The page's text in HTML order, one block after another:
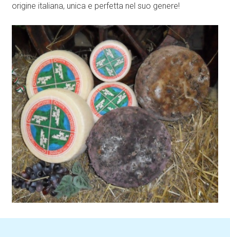
origine italiana, unica e perfetta nel suo genere!